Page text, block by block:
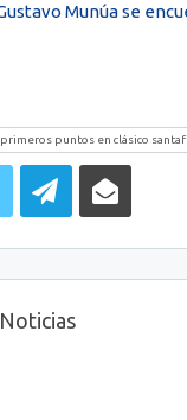
Munúa se
puntos en clásico